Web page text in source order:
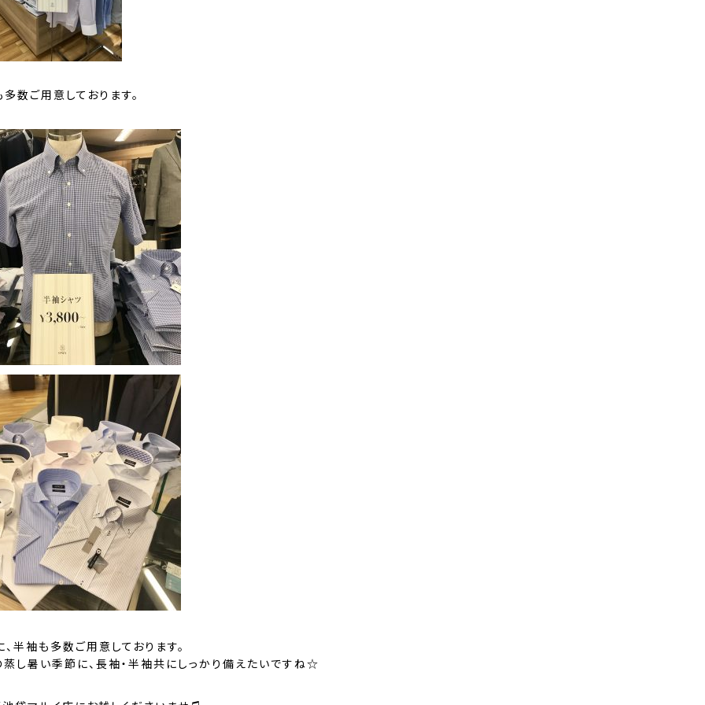
数ご用意しております。
半袖も多数ご用意しております。
蒸し暑い季節に、長袖・半袖共にしっかり備えたいですね☆